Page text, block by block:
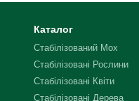
Каталог
Стабілізований Мох
Стабілізованi Рослини
Стабілізованi Квiти
Стабілізовані Дерева